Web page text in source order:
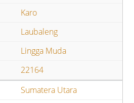
Karo
Laubaleng
Lingga Muda
22164
Sumatera Utara